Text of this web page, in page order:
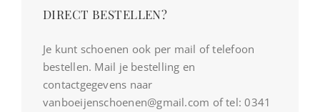
DIRECT BESTELLEN?
Je kunt schoenen ook per mail of telefoon
bestellen. Mail je bestelling en
contactgegevens naar
vanboeijenschoenen@gmail.com of tel: 0341